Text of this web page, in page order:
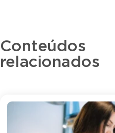
Conteúdos
relacionados